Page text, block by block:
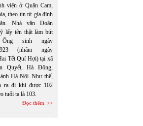
viện ở Quận Cam,
theo tin từ gia đình
Nhà văn Doãn
lấy tên thật làm bút
sinh ngày
(nhằm ngày
Tết Quí Hợi) tại xã
Quyết, Hà Đông,
Hà Nội. Như thế,
ra đi khi được 102
tuổi ta là 103.
Đọc thêm